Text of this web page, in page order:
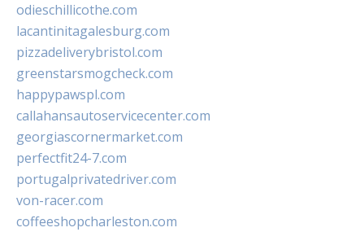
odieschillicothe.com
lacantinitagalesburg.com
pizzadeliverybristol.com
greenstarsmogcheck.com
happypawspl.com
callahansautoservicecenter.com
georgiascornermarket.com
perfectfit24-7.com
portugalprivatedriver.com
von-racer.com
coffeeshopcharleston.com